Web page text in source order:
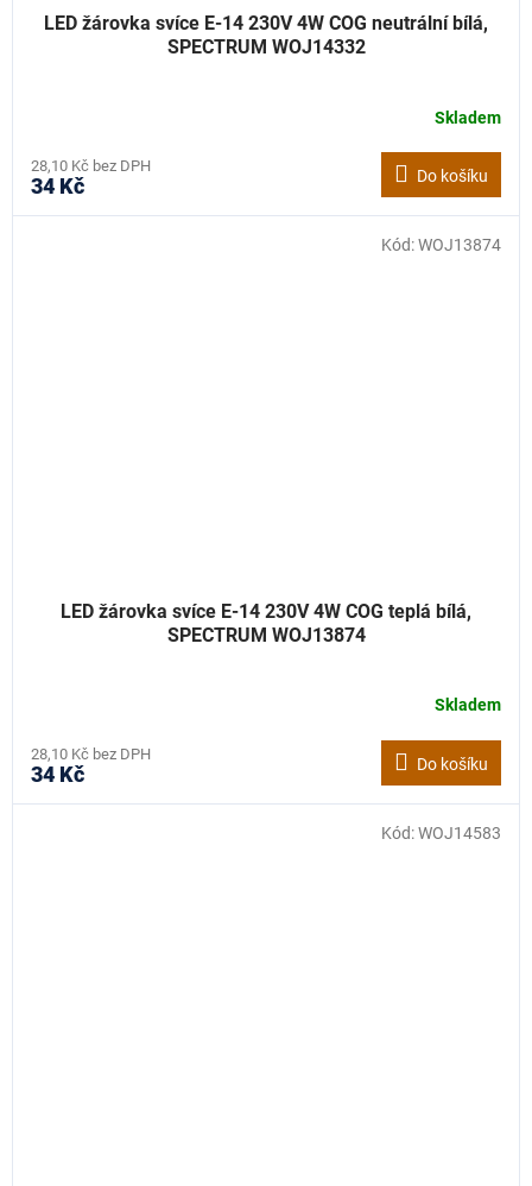
LED žárovka svíce E-14 230V 4W COG neutrální bílá,
SPECTRUM WOJ14332
Skladem
28,10 Kč bez DPH
34 Kč Do košíku
LED žárovka svíce E-14 230V 4W COG teplá bílá,
SPECTRUM WOJ13874
Skladem
28,10 Kč bez DPH
34 Kč Do košíku
Kód:WOJ13874
Kód:WOJ14583